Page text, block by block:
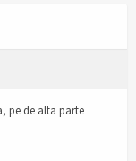
pe de alta parte